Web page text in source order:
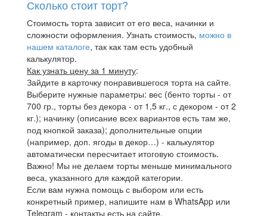
Сколько стоит торт?
Стоимость торта зависит от его веса, начинки и
сложности оформления. Узнать стоимость, можно в
нашем каталоге, так как там есть удобный
калькулятор.
Как узнать цену за 1 минуту:
Зайдите в карточку понравившегося торта на сайте.
Выберите нужные параметры: вес (бенто торты - от
700 гр., торты без декора - от 1,5 кг., с декором - от 2
кг.); начинку (описание всех вариантов есть там же,
под кнопкой заказа); дополнительные опции
(например, доп. ягоды в декор…) - калькулятор
автоматически пересчитает итоговую стоимость.
Важно! Мы не делаем торты меньше минимального
веса, указанного для каждой категории.
Если вам нужна помощь с выбором или есть
конкретный пример, напишите нам в WhatsApp или
Telegram - контакты есть на сайте.